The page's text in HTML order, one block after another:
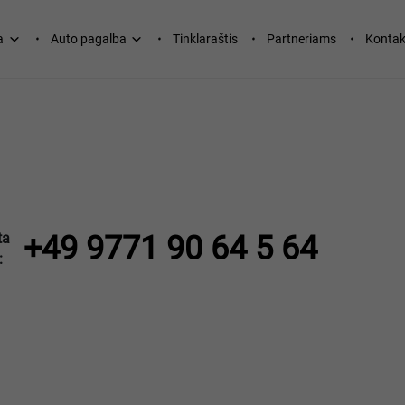
Auto pagalba Tinklaraštis Partneriams
+49 9771 90 64 5 64